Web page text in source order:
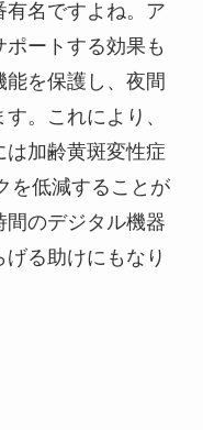
有名ですよね。ア
ートする効果も
を保護し、夜間
。これにより、
は加齢黄斑変性症
を低減することが
のデジタル機器
る助けにもなり